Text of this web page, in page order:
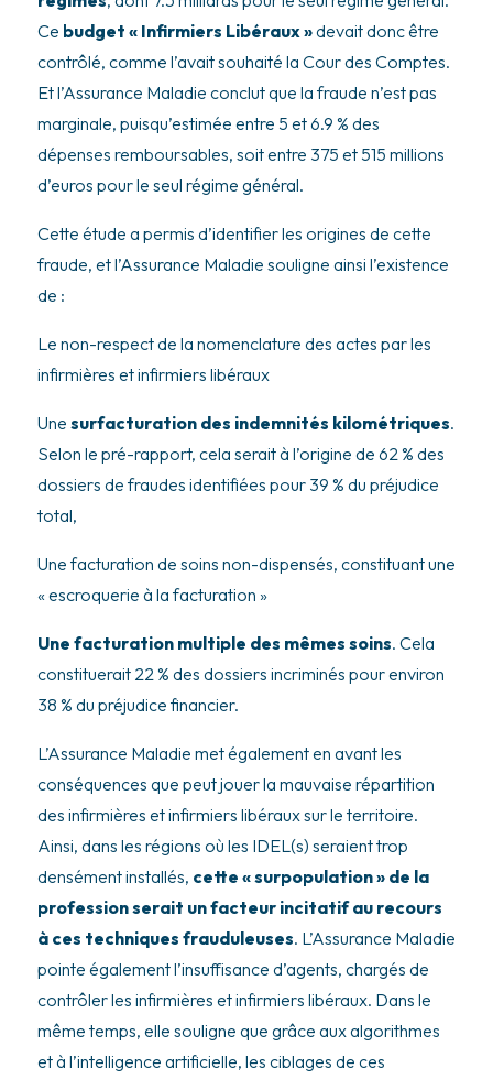
Ce budget « Infirmiers Libéraux »devait donc être
contrôlé, comme l’avait souhaité la Cour des Comptes.
Et l’Assurance Maladie conclut que la fraude n’est pas
marginale, puisqu’estimée entre 5 et 6.9 % des
dépenses remboursables, soit entre 375 et 515 millions
d’euros pour le seul régime général.
Cette étude a permis d’identifier les origines de cette
fraude, et l’Assurance Maladie souligne ainsi l’existence
de :
Le non-respect de la nomenclature des actes par les
infirmières et infirmiers libéraux
Une surfacturation des indemnités kilométriques.
Selon le pré-rapport, cela serait à l’origine de 62 % des
dossiers de fraudes identifiées pour 39 % du préjudice
total,
Une facturation de soins non-dispensés, constituant une
« escroquerie à la facturation »
Une facturation multiple des mêmes soins. Cela
constituerait 22 % des dossiers incriminés pour environ
38 % du préjudice financier.
L’Assurance Maladie met également en avant les
conséquences que peut jouer la mauvaise répartition
des infirmières et infirmiers libéraux sur le territoire.
Ainsi, dans les régions où les IDEL(s) seraient trop
densément installés, cette « surpopulation » de la
profession serait un facteur incitatif au recours
à ces techniques frauduleuses. L’Assurance Maladie
pointe également l’insuffisance d’agents, chargés de
contrôler les infirmières et infirmiers libéraux. Dans le
même temps, elle souligne que grâce aux algorithmes
et à l’intelligence artificielle, les ciblages de ces